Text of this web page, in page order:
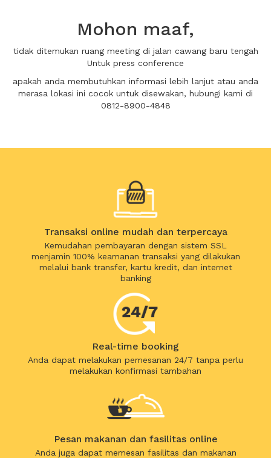
Mohon maaf,
tidak ditemukan ruang meeting di jalan cawang baru tengah
Untuk press conference
apakah anda membutuhkan informasi lebih lanjut atau anda
merasa lokasi ini cocok untuk disewakan, hubungi kami di
0812-8900-4848
Transaksi online mudah dan terpercaya
Kemudahan pembayaran dengan sistem SSL
menjamin 100% keamanan transaksi yang dilakukan
melalui bank transfer, kartu kredit, dan internet
banking
Real-time booking
Anda dapat melakukan pemesanan 24/7 tanpa perlu
melakukan konfirmasi tambahan
Pesan makanan dan fasilitas online
Anda juga dapat memesan fasilitas dan makanan